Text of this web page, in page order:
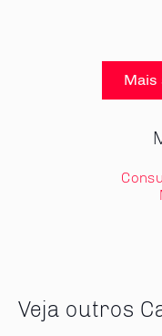
Mais
Veja outros